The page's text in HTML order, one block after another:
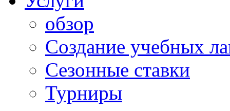
обзор
Создание учебных
Сезонные ставки
Турниры